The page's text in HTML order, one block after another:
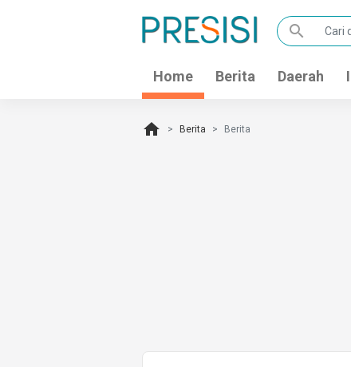
search
Home Berita Daerah
home Berita Berita